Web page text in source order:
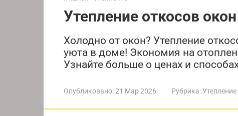
Утепление откосов окон
Холодно от окон? Утепление
уюта в доме! Экономия на
Узнайте больше о ценах и
Опубликовано:21 Мар 2026 Рубрика:Утепление